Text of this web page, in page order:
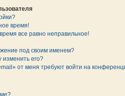
время!
все равно неправильное!
под своим именем?
изменить его?
от меня требуют войти на